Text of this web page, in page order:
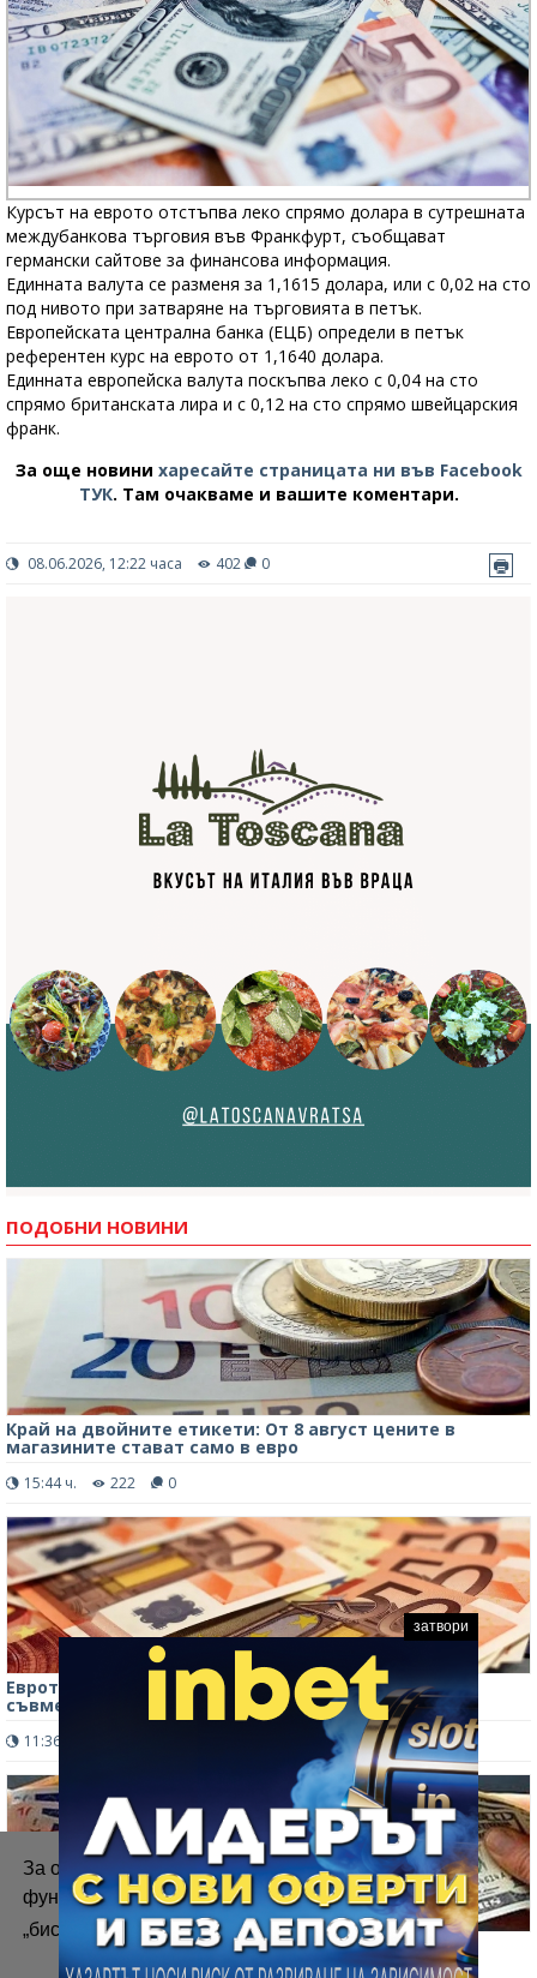
За осигуряване на правилното
функциониране на уебсайта ние използваме
„бисквитки“.
Повече информация
Курсът на еврото отстъпва леко спрямо долара в сутрешната
междубанкова търговия във Франкфурт, съобщават
германски сайтове за финансова информация.
Единната валута се разменя за 1,1615 долара, или с 0,02 на сто
под нивото при затваряне на търговията в петък.
Европейската централна банка (ЕЦБ) определи в петък
референтен курс на еврото от 1,1640 долара.
Единната европейска валута поскъпва леко с 0,04 на сто
спрямо британската лира и с 0,12 на сто спрямо швейцарския
франк.
За още новини харесайте страницата ни във Facebook
ТУК. Там очакваме и вашите коментари.
08.06.2026, 12:22 часа 402 0
ПОДОБНИ НОВИНИ
Край на двойните етикети: От 8 август цените в
магазините стават само в евро
15:44 ч. 222 0
Еврото силно поевтинява спрямо йената след
съвместната интервенция на САЩ и Япония
11:36 ч.
Еврото запазва позиции спрямо щатския долар в
междубанковата търговия
затвори